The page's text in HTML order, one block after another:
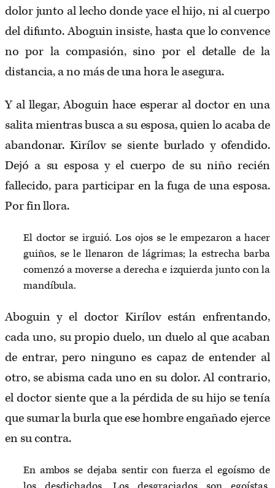
dolor junto al lecho donde yace el hijo, ni al cuerpo
del difunto. Aboguin insiste, hasta que lo convence
no por la compasión, sino por el detalle de la
distancia, a no más de una hora le asegura.
Y al llegar, Aboguin hace esperar al doctor en una
salita mientras busca a su esposa, quien lo acaba de
abandonar. Kirílov se siente burlado y ofendido.
Dejó a su esposa y el cuerpo de su niño recién
fallecido, para participar en la fuga de una esposa.
Por fin llora.
El doctor se irguió. Los ojos se le empezaron a hacer
guiños, se le llenaron de lágrimas; la estrecha barba
comenzó a moverse a derecha e izquierda junto con la
mandíbula.
Aboguin y el doctor Kirílov están enfrentando,
cada uno, su propio duelo, un duelo al que acaban
de entrar, pero ninguno es capaz de entender al
otro, se abisma cada uno en su dolor. Al contrario,
el doctor siente que a la pérdida de su hijo se tenía
que sumar la burla que ese hombre engañado ejerce
en su contra.
En ambos se dejaba sentir con fuerza el egoísmo de